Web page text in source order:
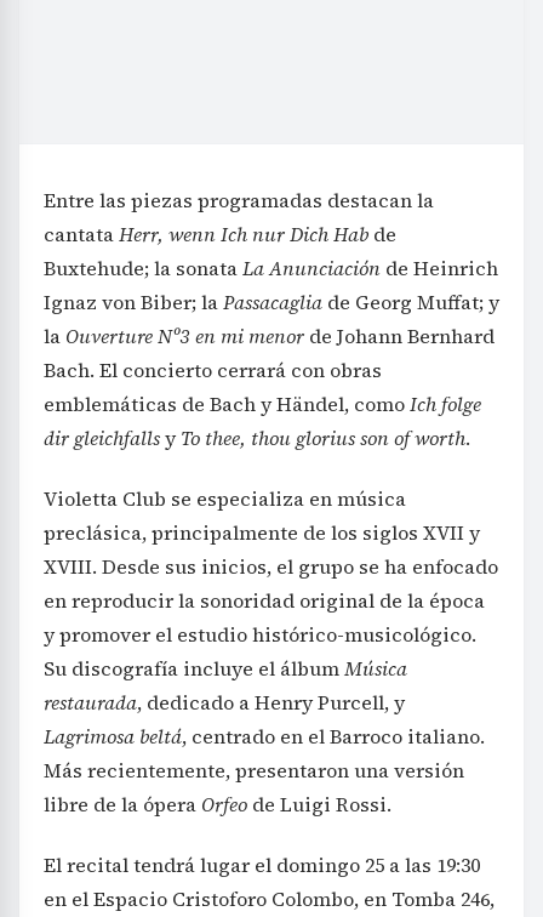
Entre las piezas programadas destacan la
cantataHerr, wenn Ich nur Dich Hab de
Buxtehude; la sonataLa Anunciación de Heinrich
Ignaz von Biber; laPassacaglia de Georg Muffat; y
la Ouverture Nº3 en mi menor de Johann Bernhard
Bach. El concierto cerrará con obras
emblemáticas de Bach y Händel, comoIch folge
dir gleichfallsyTo thee, thou glorius son of worth.
Violetta Club se especializa en música
preclásica, principalmente de los siglos XVII y
XVIII. Desde sus inicios, el grupo se ha enfocado
en reproducir la sonoridad original de la época
y promover el estudio histórico-musicológico.
Su discografía incluye el álbumMúsica
restaurada, dedicado a Henry Purcell, y
Lagrimosa beltá, centrado en el Barroco italiano.
Más recientemente, presentaron una versión
libre de la ópera Orfeo de Luigi Rossi.
El recital tendrá lugar el domingo 25 a las 19:30
en el Espacio Cristoforo Colombo, en Tomba 246,